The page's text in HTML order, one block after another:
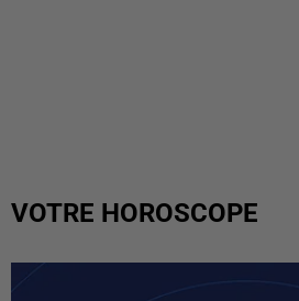
VOTRE HOROSCOPE